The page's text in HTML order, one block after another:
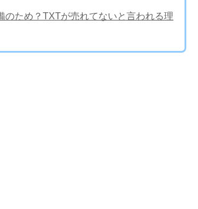
ため？TXTが売れてないと言われる理